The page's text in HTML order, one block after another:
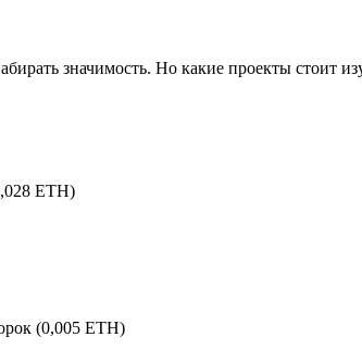
значимость. Но какие проекты стоит
ETH)
(0,005 ETH)